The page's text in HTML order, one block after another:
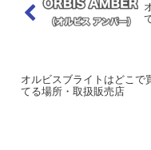
オルビスブライトはどこで
てる場所・取扱販売店